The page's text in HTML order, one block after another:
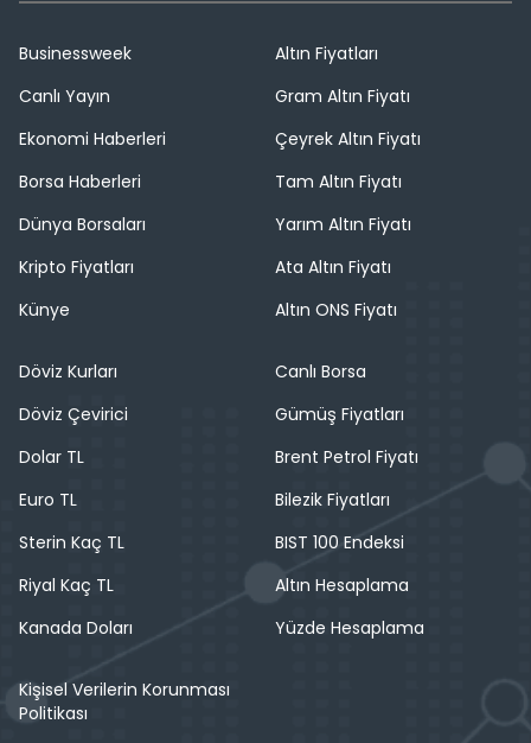
Businessweek
Canlı Yayın
Ekonomi Haberleri
Borsa Haberleri
Dünya Borsaları
Kripto Fiyatları
Künye
Altın Fiyatları
Gram Altın Fiyatı
Çeyrek Altın Fiyatı
Tam Altın Fiyatı
Yarım Altın Fiyatı
Ata Altın Fiyatı
Altın ONS Fiyatı
Döviz Kurları
Döviz Çevirici
Dolar TL
Euro TL
Sterin Kaç TL
Riyal Kaç TL
Kanada Doları
Canlı Borsa
Gümüş Fiyatları
Brent Petrol Fiyatı
Bilezik Fiyatları
BIST 100 Endeksi
Altın Hesaplama
Yüzde Hesaplama
Kişisel Verilerin Korunması
Politikası